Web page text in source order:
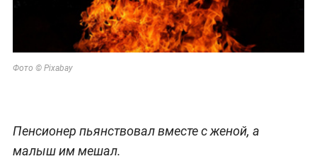
Фото © Pixabay
Пенсионер пьянствовал вместе с женой, а
малыш им мешал.